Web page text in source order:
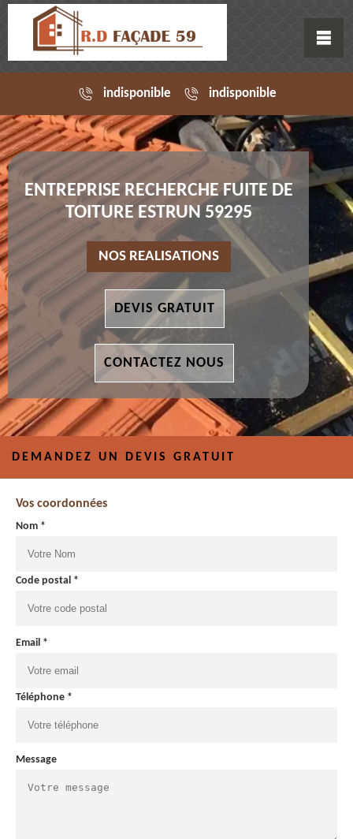
indisponible indisponible
ENTREPRISE RECHERCHE FUITE DE
TOITURE ESTRUN 59295
NOS REALISATIONS
DEVIS GRATUIT
CONTACTEZ NOUS
DEMANDEZ UN DEVIS GRATUIT
Vos coordonnées
Nom *
Code postal *
Email *
Téléphone *
Message